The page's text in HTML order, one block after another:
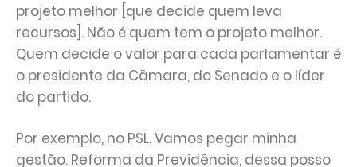
projeto melhor [que decide quem leva
recursos]. Não é quem tem o projeto melhor.
Quem decide o valor para cada parlamentar é
o presidente da Câmara, do Senado e o líder
do partido.
Por exemplo, no PSL. Vamos pegar minha
gestão. Reforma da Previdência, dessa posso